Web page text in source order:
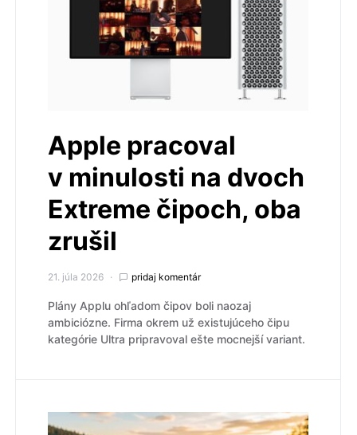
Apple pracoval
v minulosti na dvoch
Extreme čipoch, oba
zrušil
21. júla 2026 pridaj komentár
Plány Applu ohľadom čipov boli naozaj
ambiciózne. Firma okrem už existujúceho čipu
kategórie Ultra pripravoval ešte mocnejší variant.